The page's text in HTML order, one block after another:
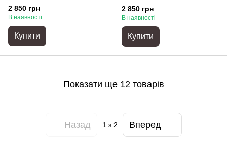
2 850 грн
В наявності
Купити
2 850 грн
В наявності
Купити
Показати ще 12 товарів
Назад 1 з 2 Вперед